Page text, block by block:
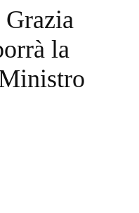
Grazia
la